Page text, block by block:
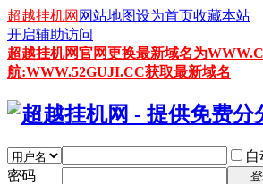
超越挂机网 网站地图设为首页收藏本站
开启辅助访问
超越挂机网官网更换最新域名为
航:WWW.52GUJI.CC获取最新域名
密码